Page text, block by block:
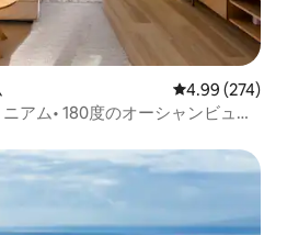
レビュー274
4.99 (274)
アム• 180度のオーシャンビュー•
す。